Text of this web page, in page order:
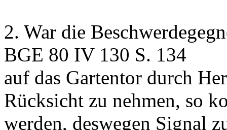
2. War die
BGE 80 IV 130 S. 134
auf das Gartentor durch
Rücksicht zu nehmen, so
werden, deswegen Signal